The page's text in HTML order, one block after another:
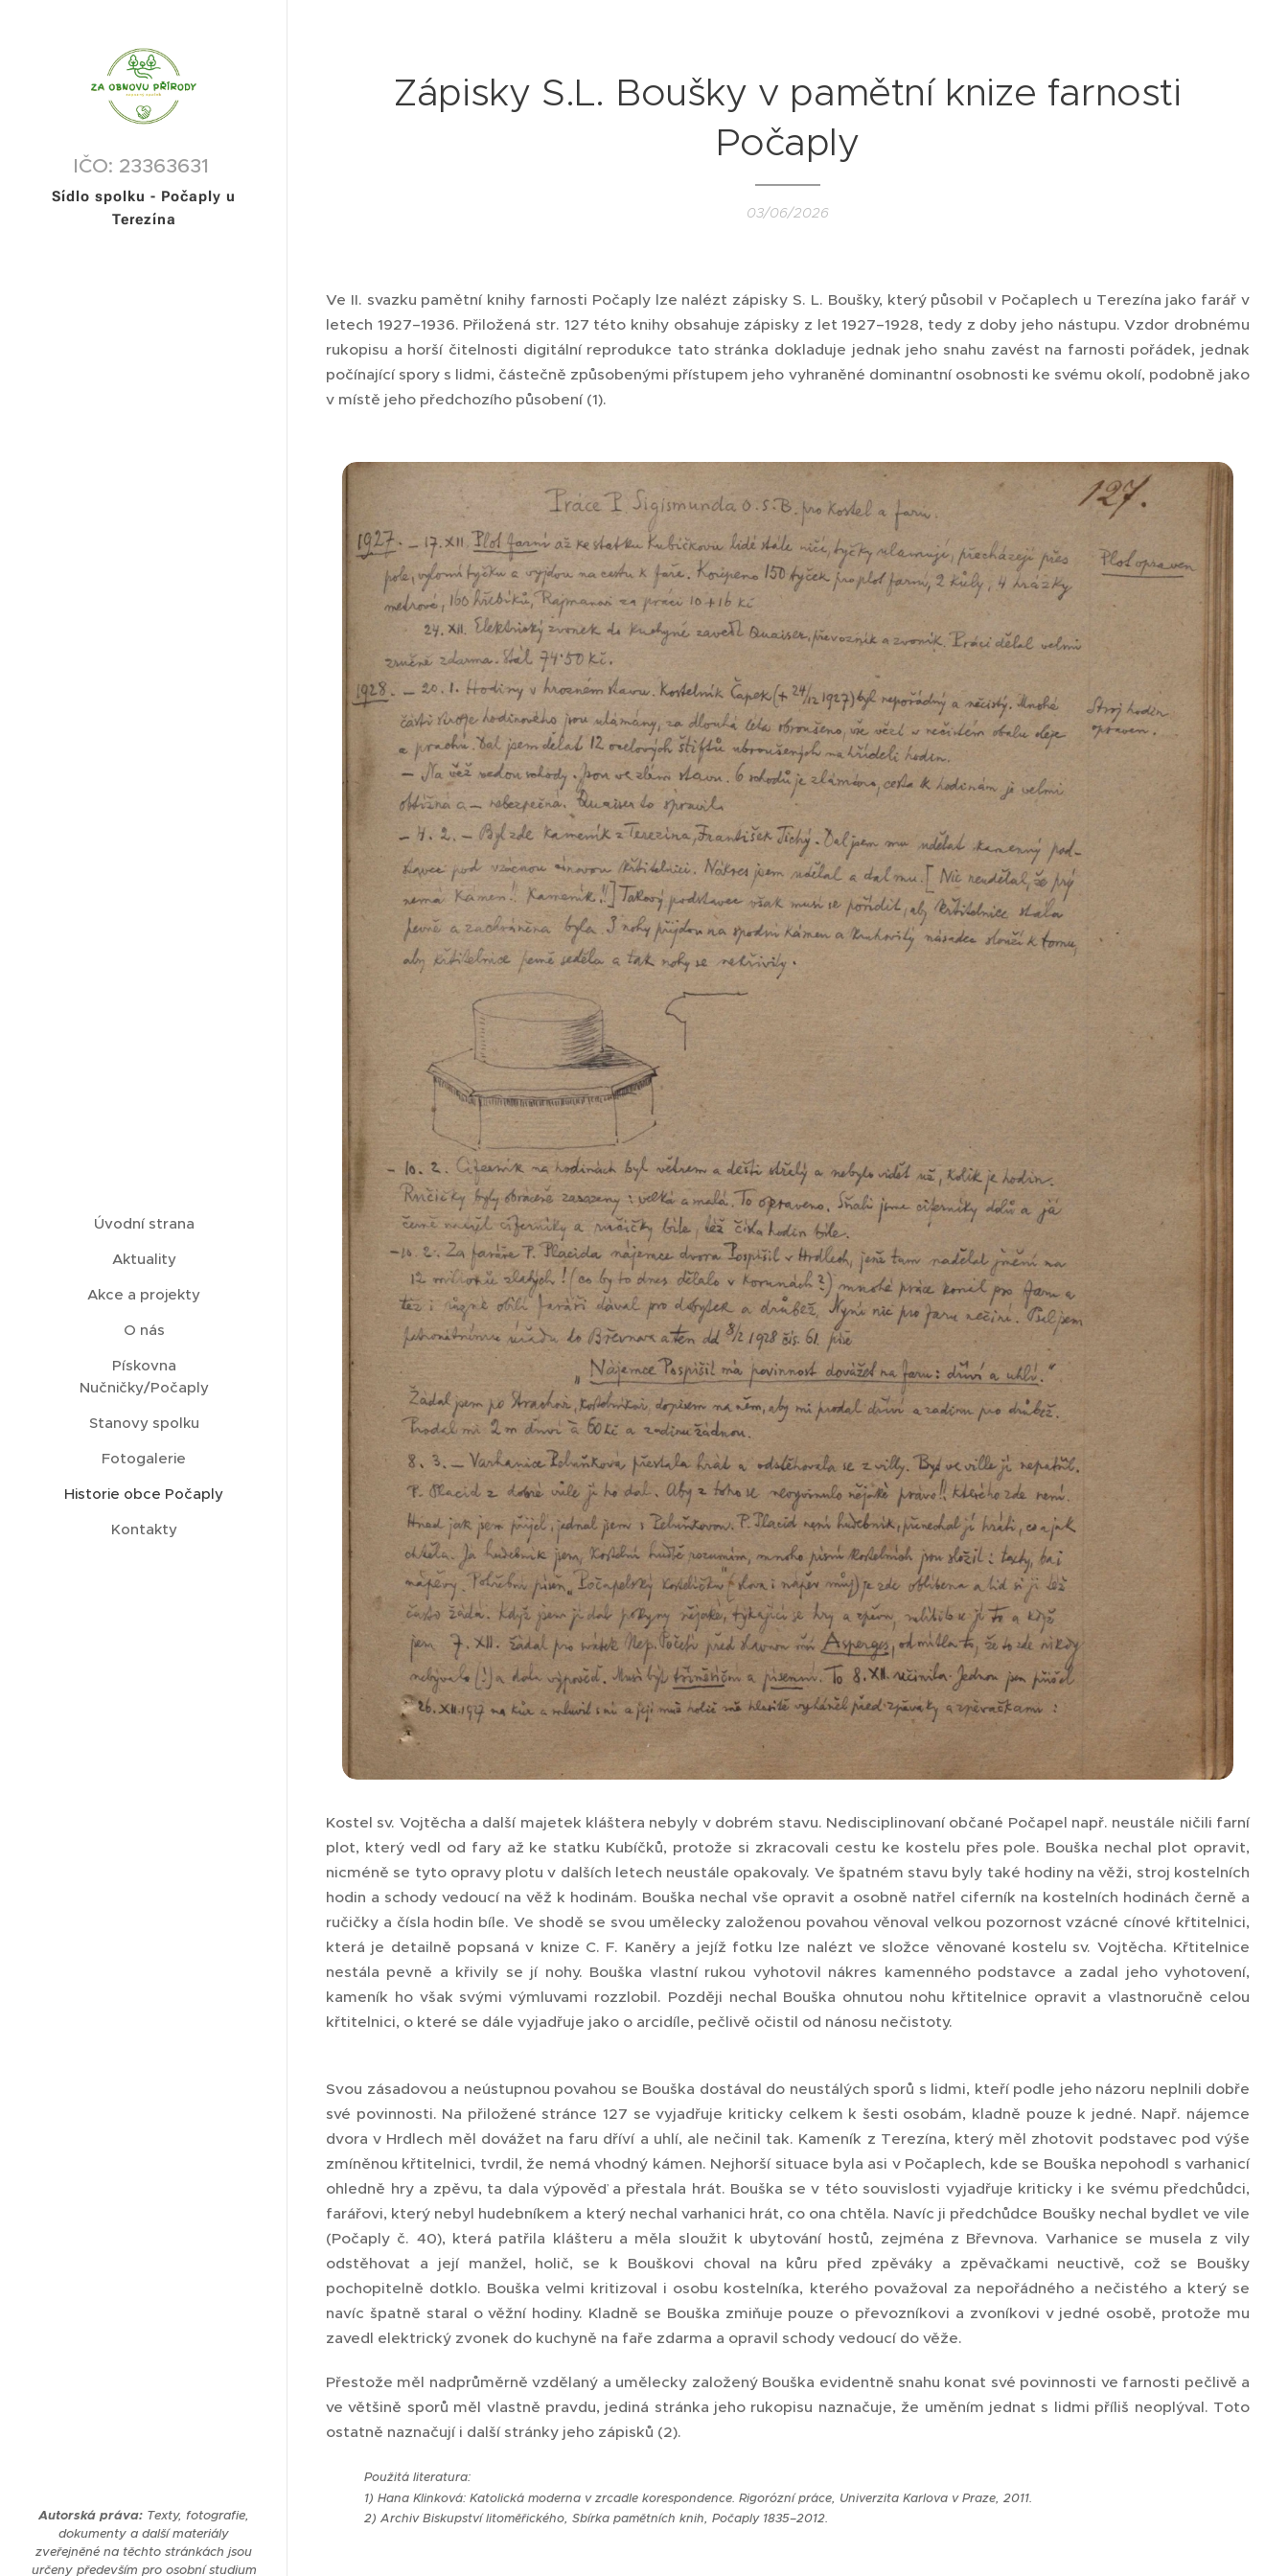
IČO: 23363631
Sídlo spolku - Počaply u
Terezína
Úvodní strana
Aktuality
Akce a projekty
O nás
Pískovna
Nučničky/Počaply
Stanovy spolku
Fotogalerie
Historie obce Počaply
Kontakty
Zápisky S.L. Boušky v pamětní knize farnosti
Počaply
03/06/2026
Ve II. svazku pamětní knihy farnosti Počaply lze nalézt zápisky S. L. Boušky, který působil v Počaplech u Terezína jako farář v
letech 1927–1936. Přiložená str. 127 této knihy obsahuje zápisky z let 1927–1928, tedy z doby jeho nástupu. Vzdor drobnému
rukopisu a horší čitelnosti digitální reprodukce tato stránka dokladuje jednak jeho snahu zavést na farnosti pořádek, jednak
počínající spory s lidmi, částečně způsobenými přístupem jeho vyhraněné dominantní osobnosti ke svému okolí, podobně jako
v místě jeho předchozího působení (1).
Kostel sv. Vojtěcha a další majetek kláštera nebyly v dobrém stavu. Nedisciplinovaní občané Počapel např. neustále ničili farní
plot, který vedl od fary až ke statku Kubíčků, protože si zkracovali cestu ke kostelu přes pole. Bouška nechal plot opravit,
nicméně se tyto opravy plotu v dalších letech neustále opakovaly. Ve špatném stavu byly také hodiny na věži, stroj kostelních
hodin a schody vedoucí na věž k hodinám. Bouška nechal vše opravit a osobně natřel ciferník na kostelních hodinách černě a
ručičky a čísla hodin bíle. Ve shodě se svou umělecky založenou povahou věnoval velkou pozornost vzácné cínové křtitelnici,
která je detailně popsaná v knize C. F. Kaněry a jejíž fotku lze nalézt ve složce věnované kostelu sv. Vojtěcha. Křtitelnice
nestála pevně a křivily se jí nohy. Bouška vlastní rukou vyhotovil nákres kamenného podstavce a zadal jeho vyhotovení,
kameník ho však svými výmluvami rozzlobil. Později nechal Bouška ohnutou nohu křtitelnice opravit a vlastnoručně celou
křtitelnici, o které se dále vyjadřuje jako o arcidíle, pečlivě očistil od nánosu nečistoty.
Svou zásadovou a neústupnou povahou se Bouška dostával do neustálých sporů s lidmi, kteří podle jeho názoru neplnili dobře
své povinnosti. Na přiložené stránce 127 se vyjadřuje kriticky celkem k šesti osobám, kladně pouze k jedné. Např. nájemce
dvora v Hrdlech měl dovážet na faru dříví a uhlí, ale nečinil tak. Kameník z Terezína, který měl zhotovit podstavec pod výše
zmíněnou křtitelnici, tvrdil, že nemá vhodný kámen. Nejhorší situace byla asi v Počaplech, kde se Bouška nepohodl s varhanicí
ohledně hry a zpěvu, ta dala výpověď a přestala hrát. Bouška se v této souvislosti vyjadřuje kriticky i ke svému předchůdci,
farářovi, který nebyl hudebníkem a který nechal varhanici hrát, co ona chtěla. Navíc ji předchůdce Boušky nechal bydlet ve vile
(Počaply č. 40), která patřila klášteru a měla sloužit k ubytování hostů, zejména z Břevnova. Varhanice se musela z vily
odstěhovat a její manžel, holič, se k Bouškovi choval na kůru před zpěváky a zpěvačkami neuctivě, což se Boušky
pochopitelně dotklo. Bouška velmi kritizoval i osobu kostelníka, kterého považoval za nepořádného a nečistého a který se
navíc špatně staral o věžní hodiny. Kladně se Bouška zmiňuje pouze o převozníkovi a zvoníkovi v jedné osobě, protože mu
zavedl elektrický zvonek do kuchyně na faře zdarma a opravil schody vedoucí do věže.
Přestože měl nadprůměrně vzdělaný a umělecky založený Bouška evidentně snahu konat své povinnosti ve farnosti pečlivě a
ve většině sporů měl vlastně pravdu, jediná stránka jeho rukopisu naznačuje, že uměním jednat s lidmi příliš neoplýval. Toto
ostatně naznačují i další stránky jeho zápisků (2).
Použitá literatura:
1) Hana Klinková: Katolická moderna v zrcadle korespondence. Rigorózní práce, Univerzita Karlova v Praze, 2011.
2) Archiv Biskupství litoměřického, Sbírka pamětních knih, Počaply 1835–2012.
Autorská práva: Texty, fotografie,
dokumenty a další materiály
zveřejněné na těchto stránkách jsou
určeny především pro osobní studium